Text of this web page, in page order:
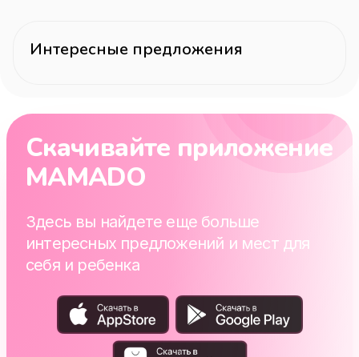
Интересные предложения
Скачивайте приложение
MAMADO
Здесь вы найдете еще больше
интересных предложений и мест для
себя и ребенка